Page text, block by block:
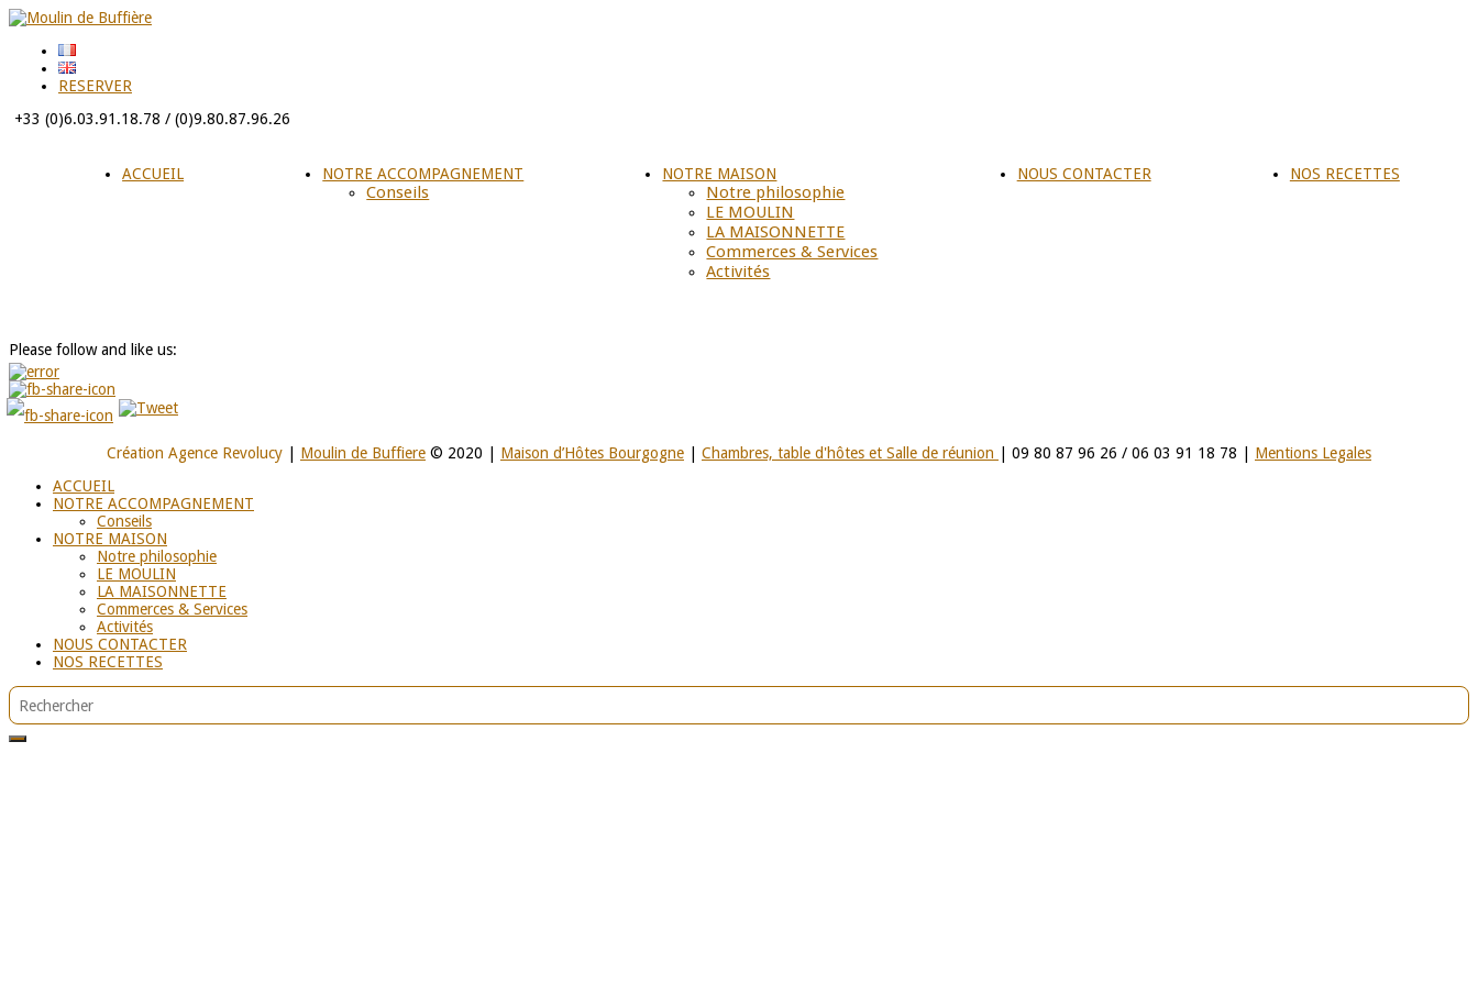
RESERVER
+33 (0)6.03.91.18.78 / (0)9.80.87.96.26
ACCUEIL NOTRE ACCOMPAGNEMENT
Conseils
NOTRE MAISON
Notre philosophie
LE MOULIN
LA MAISONNETTE
Commerces & Services
Activités
NOUS CONTACTER NOS RECETTES
Please follow and like us:
Création Agence Revolucy Moulin de Buffiere © 2020 | Maison d’Hôtes Bourgogne Chambres, table d'hôtes et Salle de réunion | 09 80 87 96 26 / 06 03 91 18 78 | Mentions Legales
ACCUEIL
NOTRE ACCOMPAGNEMENT
Conseils
NOTRE MAISON
Notre philosophie
LE MOULIN
LA MAISONNETTE
Commerces & Services
Activités
NOUS CONTACTER
NOS RECETTES